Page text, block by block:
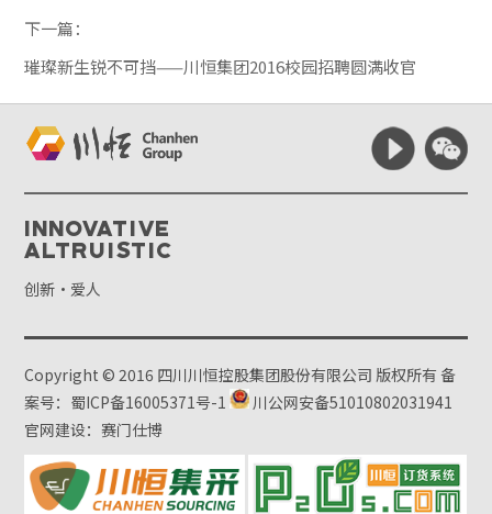
下一篇：
璀璨新生锐不可挡——川恒集团2016校园招聘圆满收官
Innovative
Altruistic
创新·爱人
Copyright © 2016 四川川恒控股集团股份有限公司 版权所有备
案号：蜀ICP备16005371号-1
川公网安备51010802031941
官网建设：赛门仕博